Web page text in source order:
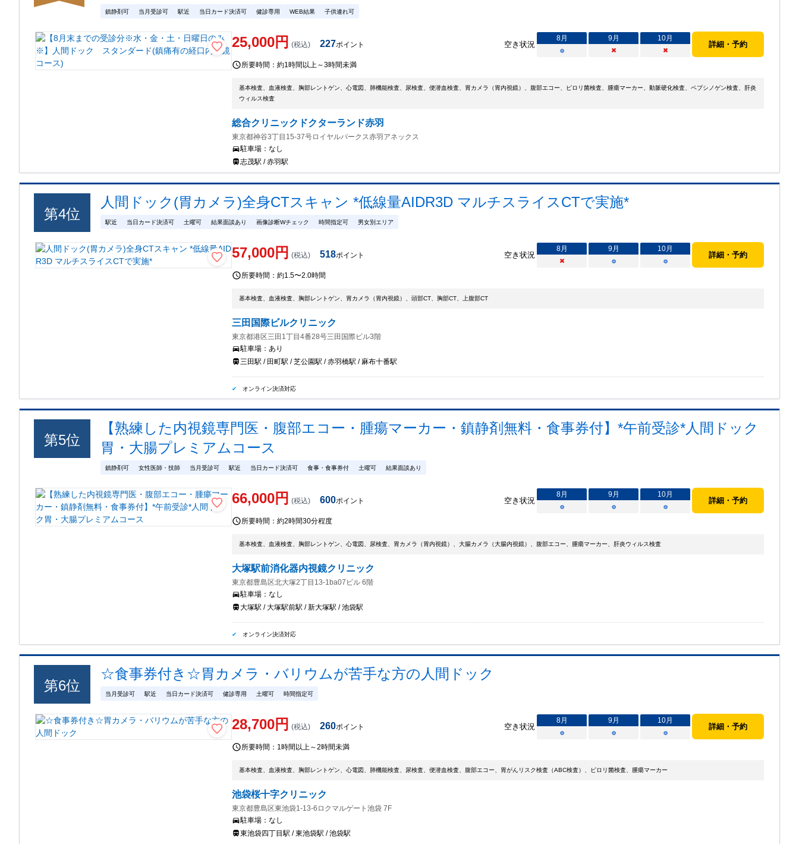
鎮静剤可 当月受診可 駅近 当日カード決済可 健診専用 WEB結果 子供連れ可
25,000円 (税込) 227ポイント 空き状況
8月 9月 10月
○
× ×
詳細・予約
所要時間：約1時間以上～3時間未満
基本検査、血液検査、胸部レントゲン、心電図、肺機能検査、尿検査、便潜血検査、胃カメラ（胃内視鏡）、腹部エコー、ピロリ菌検査、腫瘍マーカー、動脈硬化検査、ペプシノゲン検査、肝炎
ウィルス検査
総合クリニックドクターランド赤羽
東京都神谷3丁目15-37号ロイヤルパークス赤羽アネックス
駐車場：なし
志茂駅 / 赤羽駅
第4位
人間ドック(胃カメラ)全身CTスキャン *低線量AIDR3D マルチスライスCTで実施*
駅近 当日カード決済可 土曜可 結果面談あり 画像診断Wチェック 時間指定可 男女別エリア
57,000円 (税込) 518ポイント 空き状況
8月 9月 10月
×
○ ○
詳細・予約
所要時間：約1.5〜2.0時間
基本検査、血液検査、胸部レントゲン、胃カメラ（胃内視鏡）、頭部CT、胸部CT、上腹部CT
三田国際ビルクリニック
東京都港区三田1丁目4番28号三田国際ビル3階
駐車場：あり
三田駅 / 田町駅 / 芝公園駅 / 赤羽橋駅 / 麻布十番駅
オンライン決済対応
第5位
【熟練した内視鏡専門医・腹部エコー・腫瘍マーカー・鎮静剤無料・食事券付】*午前受診*人間ドック
胃・大腸プレミアムコース
鎮静剤可 女性医師・技師 当月受診可 駅近 当日カード決済可 食事・食事券付 土曜可 結果面談あり
66,000円 (税込) 600ポイント 空き状況
8月 9月 10月
○
○ ○
詳細・予約
所要時間：約2時間30分程度
基本検査、血液検査、胸部レントゲン、心電図、尿検査、胃カメラ（胃内視鏡）、大腸カメラ（大腸内視鏡）、腹部エコー、腫瘍マーカー、肝炎ウィルス検査
大塚駅前消化器内視鏡クリニック
東京都豊島区北大塚2丁目13-1ba07ビル 6階
駐車場：なし
大塚駅 / 大塚駅前駅 / 新大塚駅 / 池袋駅
オンライン決済対応
第6位
☆食事券付き☆胃カメラ・バリウムが苦手な方の人間ドック
当月受診可 駅近 当日カード決済可 健診専用 土曜可 時間指定可
28,700円 (税込) 260ポイント 空き状況
8月 9月 10月
○
○ ○
詳細・予約
所要時間： 1時間以上～2時間未満
基本検査、血液検査、胸部レントゲン、心電図、肺機能検査、尿検査、便潜血検査、腹部エコー、胃がんリスク検査（ABC検査）、ピロリ菌検査、腫瘍マーカー
池袋桜十字クリニック
東京都豊島区東池袋1-13-6ロクマルゲート池袋 7F
駐車場：なし
東池袋四丁目駅 / 東池袋駅 / 池袋駅